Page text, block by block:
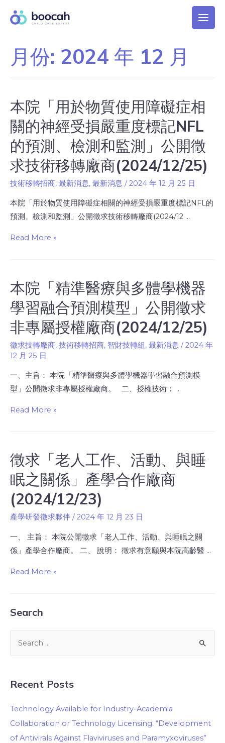
月份: 2024 年 12 月
本院「用於物質使用障礙症相
關的神經受損嚴重度標記NFL
的預測、檢測和監測」公開徵
求技術移轉廠商(2024/12/25)
技術移轉招商, 最新消息, 最新消息 /2024 年 12 月 25 日
本院「用於物質使用障礙症相關的神經受損嚴重度標記NFL的
預測、檢測和監測」公開徵求技術移轉廠商(2024/12 …
Read More »
本院「精準醫療與多體學機器
學習融合預測模型」公開徵求
非專屬授權廠商(2024/12/25)
徵求技轉廠商, 技術移轉招商, 智財技轉組, 最新消息 /2024 年
12 月 25 日
一、主旨： 本院「精準醫療與多體學機器學習融合預測模
型」公開徵求非專屬授權廠商。 二、授權技術： …
Read More »
徵求「老人工作、活動、與睡
眠之關係」產學合作廠商
(2024/12/23)
產學研發徵求夥伴 / 2024 年 12 月 23 日
一、 主旨： 本院公開徵求「老人工作、活動、與睡眠之關
係」產學合作廠商。 二、 說明： 徵求有意願與本院高齡醫 …
Read More »
Search
Recent Posts
Technology Available for Industry-Academia
Collaboration or Technology Licensing. “Development
of Antivirals Against Flaviviruses and Paramyxoviruses”